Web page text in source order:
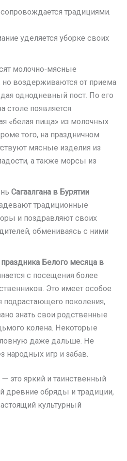
сопровождается традициями.
уделяется уборке своих
молочно-мясные
воздерживаются от приема
однодневный пост. По его
столе появляется
«белая пища» из молочных
того, на праздничном
мясные изделия из
а также морсы из
Сагаалгана в Бурятии
традиционные
и поздравляют своих
обмениваясь с ними
праздника Белого месяца в
с посещения более
Это имеет особое
подрастающего поколения,
знать свои родственные
колена. Некоторые
даже дальше. Не
народных игр и забав.
— это яркий и таинственный
древние обряды и традиции,
культурный